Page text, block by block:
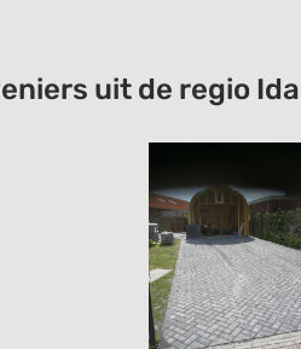
uit de regio